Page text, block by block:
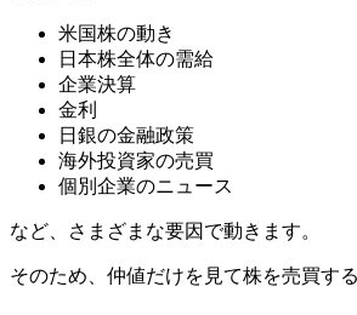
米国株の動き
日本株全体の需給
企業決算
金利
日銀の金融政策
海外投資家の売買
個別企業のニュース
など、さまざまな要因で動きます。
そのため、仲値だけを見て株を売買す